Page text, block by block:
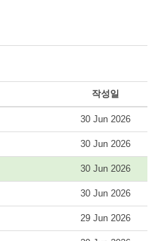
작성일
30 Jun 2026
30 Jun 2026
30 Jun 2026
30 Jun 2026
29 Jun 2026